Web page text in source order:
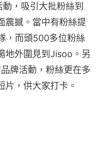
，吸引大批粉絲到
震撼。當中有粉絲提
，而頭500多位粉絲
地外圍見到Jisoo。另
牌活動，粉絲更在多
片，供大家打卡。